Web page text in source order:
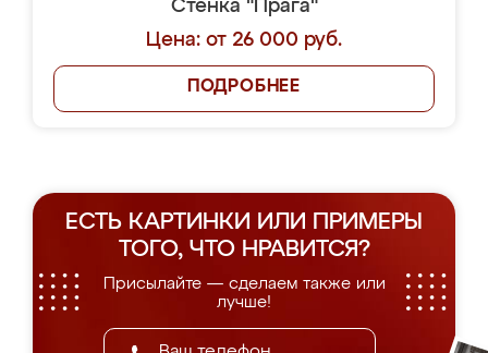
Стенка "Прага"
Цена: от 26 000 руб.
ПОДРОБНЕЕ
ЕСТЬ КАРТИНКИ ИЛИ ПРИМЕРЫ
ТОГО, ЧТО НРАВИТСЯ?
Присылайте — сделаем также или
лучше!